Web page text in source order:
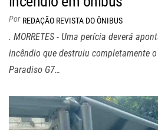
Por REDAÇÃO REVISTA DO ÔNIBUS
. MORRETES - Uma perícia deverá
incêndio que destruiu completamente
Paradiso G7…